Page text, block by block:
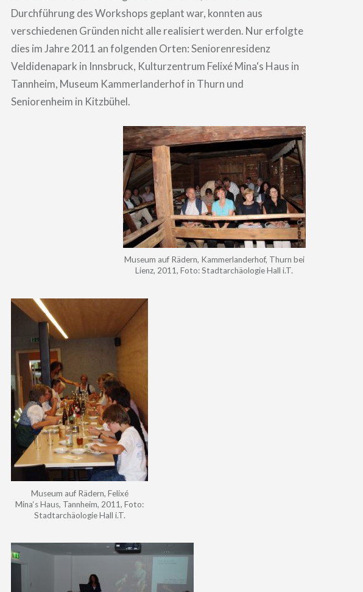
Durchführung des Workshops geplant war, konnten aus
verschiedenen Gründen nicht alle realisiert werden. Nur erfolgte
dies im Jahre 2011 an folgenden Orten: Seniorenresidenz
Veldidenapark in Innsbruck, Kulturzentrum Felixé Mina‘s Haus in
Tannheim, Museum Kammerlanderhof in Thurn und
Seniorenheim in Kitzbühel.
Museum auf Rädern, Kammerlanderhof, Thurn bei
Lienz, 2011, Foto: Stadtarchäologie Hall i.T.
Museum auf Rädern, Felixé
Mina‘s Haus, Tannheim, 2011, Foto:
Stadtarchäologie Hall i.T.